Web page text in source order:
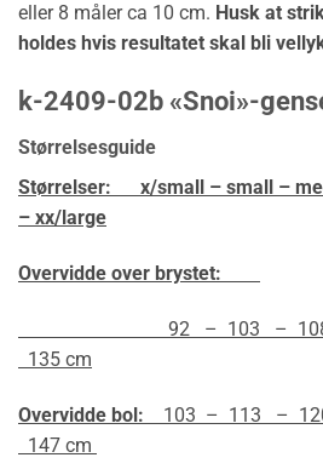
eller 8 måler ca 10 cm. Husk at
holdes hvis resultatet skal bli
k-2409-02b «Snoi»-
Størrelsesguide
Størrelser: x/small – small –
– xx/large
Overvidde over brystet:
92 – 103 – 108 –
135 cm
Overvidde bol: 103 – 113 –
147 cm